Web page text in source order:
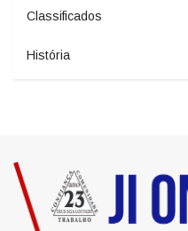
Classificados
História